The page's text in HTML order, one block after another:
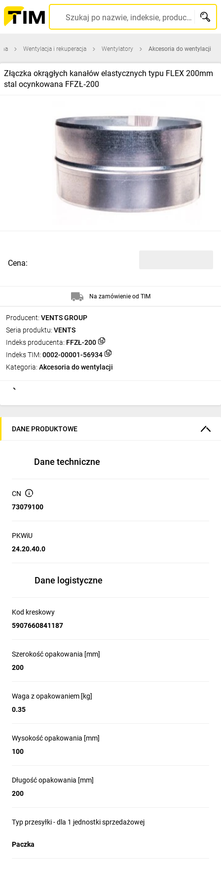
Szukaj po nazwie, indeksie, producencie, kodzie kreskowym...
Wentylacja i rekuperacja Wentylatory Akcesoria do wentylacji
Złączka okrągłych kanałów elastycznych typu FLEX 200mm
stal ocynkowana FFZŁ‑200
Producent: VENTS GROUP
Seria produktu: VENTS
Indeks producenta: FFZŁ-200
Indeks TIM: 0002-00001-56934
Kategoria: Akcesoria do wentylacji
Cena:
Na zamówienie od TIM
DANE PRODUKTOWE
Dane techniczne
CN
73079100
PKWiU
24.20.40.0
Dane logistyczne
Kod kreskowy
5907660841187
Szerokość opakowania [mm]
200
Waga z opakowaniem [kg]
0.35
Wysokość opakowania [mm]
100
Długość opakowania [mm]
200
Typ przesyłki - dla 1 jednostki sprzedażowej
Paczka